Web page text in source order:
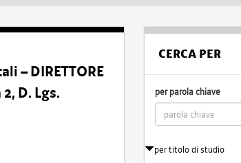
– DIRETTORE
D. Lgs.
CERCA PER
per parola chiave
per titolo di studio